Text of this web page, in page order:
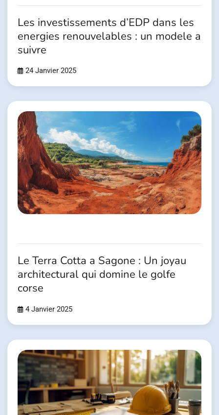
Les investissements d’EDP dans les
energies renouvelables : un modele a
suivre
24 Janvier 2025
Le Terra Cotta a Sagone : Un joyau
architectural qui domine le golfe
corse
4 Janvier 2025